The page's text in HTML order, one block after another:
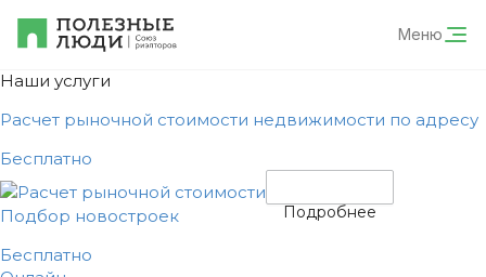
Меню
Наши услуги
Расчет рыночной стоимости недвижимости по адресу
Бесплатно
Подробнее
Подбор новостроек
Бесплатно